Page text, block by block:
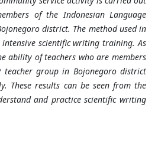
of the Indonesian Language
district. The method used in
scientific writing training. As
ability of teachers who are members
teacher group in Bojonegoro district
These results can be seen from the
and practice scientific writing